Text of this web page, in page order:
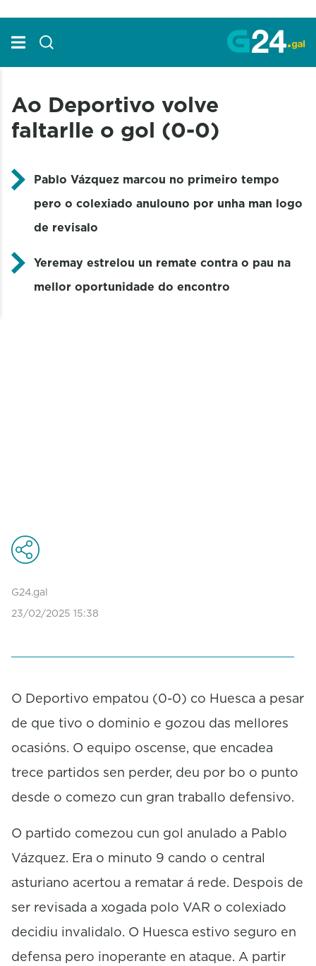
Ao Deportivo volve
faltarlle o gol (0-0)
Pablo Vázquez marcou no primeiro tempo
pero o colexiado anulouno por unha man logo
de revisalo
Yeremay estrelou un remate contra o pau na
mellor oportunidade do encontro
G24.gal
23/02/2025 15:38
O Deportivo empatou (0-0) co Huesca a pesar
de que tivo o dominio e gozou das mellores
ocasións. O equipo oscense, que encadea
trece partidos sen perder, deu por bo o punto
desde o comezo cun gran traballo defensivo.
O partido comezou cun gol anulado a Pablo
Vázquez. Era o minuto 9 cando o central
asturiano acertou a rematar á rede. Despois de
ser revisada a xogada polo VAR o colexiado
decidiu invalidalo. O Huesca estivo seguro en
defensa pero inoperante en ataque. A partir